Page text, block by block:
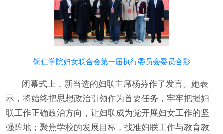
铜仁学院妇女联合会第一届执行委员会委员合影
闭幕式上，新当选的妇联主席杨芬作了发言。她表
示，将始终把思想政治引领作为首要任务，牢牢把握妇
联工作正确政治方向，让妇联成为党开展妇女工作的坚
强阵地；聚焦学校的发展目标，找准妇联工作与教育教